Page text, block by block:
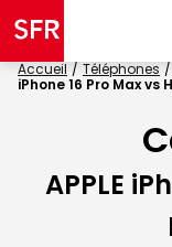
Accueil Téléphones
iPhone 16 Pro Max vs
APPLE